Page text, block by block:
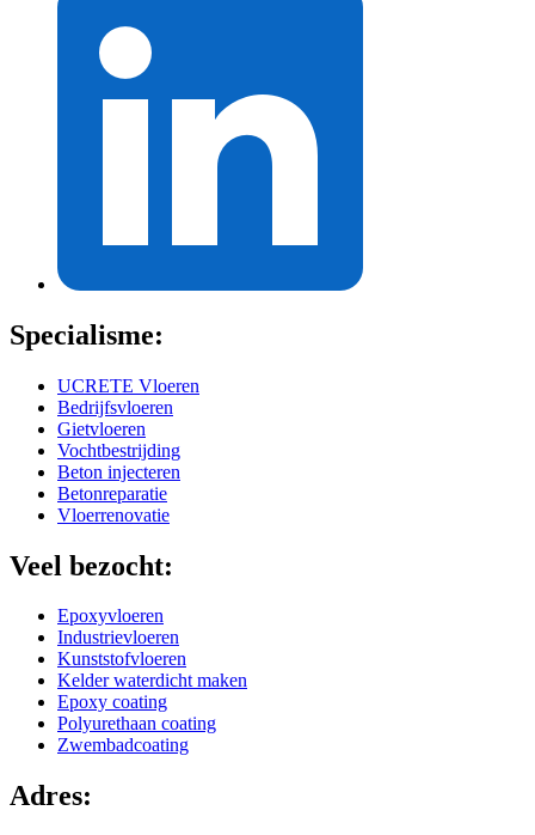
Specialisme:
UCRETE Vloeren
Bedrijfsvloeren
Gietvloeren
Vochtbestrijding
Beton injecteren
Betonreparatie
Vloerrenovatie
Veel bezocht:
Epoxyvloeren
Industrievloeren
Kunststofvloeren
Kelder waterdicht maken
Epoxy coating
Polyurethaan coating
Zwembadcoating
Adres: